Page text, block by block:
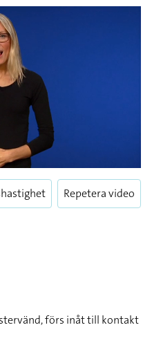
Repetera video
förs inåt till kontakt